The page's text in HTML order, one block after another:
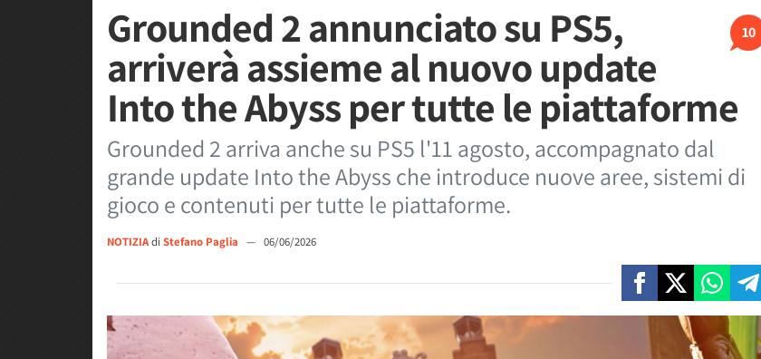
10
Grounded 2 annunciato su PS5,
arriverà assieme al nuovo update
Into the Abyss per tutte le piattaforme
Grounded 2 arriva anche su PS5 l'11 agosto, accompagnato dal
grande update Into the Abyss che introduce nuove aree, sistemi di
gioco e contenuti per tutte le piattaforme.
NOTIZIAdi Stefano Paglia — 06/06/2026